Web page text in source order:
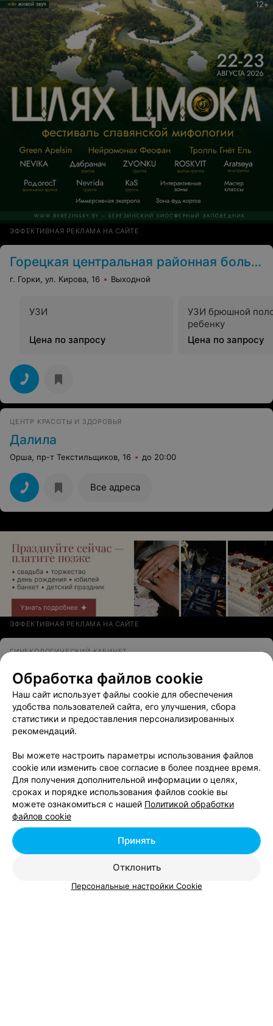
ЭФФЕКТИВНАЯ РЕКЛАМА НА САЙТЕ
Горецкая центральная районная больница
г. Горки, ул. Кирова, 16 Выходной
УЗИ
Цена по запросу
УЗИ брюшной
ребенку
Цена по запросу
ЦЕНТР КРАСОТЫ И ЗДОРОВЬЯ
Далила
Орша, пр-т Текстильщиков, 16 до 20:00
Все адреса
ЭФФЕКТИВНАЯ РЕКЛАМА НА САЙТЕ
ГИНЕКОЛОГИЧЕСКИЙ КАБИНЕТ
ИП Парчевская Л.В.
Орша, ул. Мира, 42 до 14:00
Вам будет интересно
Неврология в Орше
Кардиология в Орше
Обработка файлов cookie
Наш сайт использует файлы cookie для обеспечения
удобства пользователей сайта, его улучшения, сбора
статистики и предоставления персонализированных
рекомендаций.
Вы можете настроить параметры использования файлов
cookie или изменить свое согласие в более позднее время.
Для получения дополнительной информации о целях,
сроках и порядке использования файлов cookie вы
можете ознакомиться с нашей Политикой обработки
файлов cookie
Отклонить
Принять
Персональные настройки Cookie